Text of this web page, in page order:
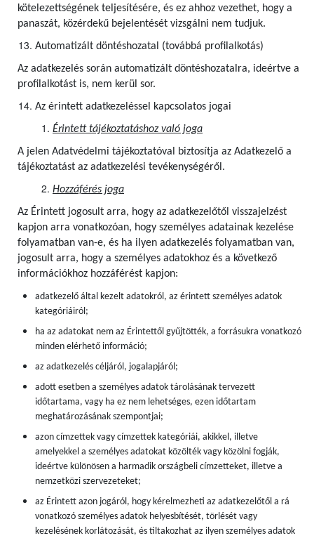
kötelezettségének teljesítésére, és ez ahhoz vezethet, hogy a
panaszát, közérdekű bejelentését vizsgálni nem tudjuk.
Automatizált döntéshozatal (továbbá profilalkotás)
Az adatkezelés során automatizált döntéshozatalra, ideértve a
profilalkotást is, nem kerül sor.
Az érintett adatkezeléssel kapcsolatos jogai
Érintett tájékoztatáshoz való joga
A jelen Adatvédelmi tájékoztatóval biztosítja az Adatkezelő a
tájékoztatást az adatkezelési tevékenységéről.
Hozzáférés joga
Az Érintett jogosult arra, hogy az adatkezelőtől visszajelzést
kapjon arra vonatkozóan, hogy személyes adatainak kezelése
folyamatban van-e, és ha ilyen adatkezelés folyamatban van,
jogosult arra, hogy a személyes adatokhoz és a következő
információkhoz hozzáférést kapjon:
adatkezelő által kezelt adatokról, az érintett személyes adatok
kategóriáiról;
ha az adatokat nem az Érintettől gyűjtötték, a forrásukra vonatkozó
minden elérhető információ;
az adatkezelés céljáról, jogalapjáról;
adott esetben a személyes adatok tárolásának tervezett
időtartama, vagy ha ez nem lehetséges, ezen időtartam
meghatározásának szempontjai;
azon címzettek vagy címzettek kategóriái, akikkel, illetve
amelyekkel a személyes adatokat közölték vagy közölni fogják,
ideértve különösen a harmadik országbeli címzetteket, illetve a
nemzetközi szervezeteket;
az Érintett azon jogáról, hogy kérelmezheti az adatkezelőtől a rá
vonatkozó személyes adatok helyesbítését, törlését vagy
kezelésének korlátozását, és tiltakozhat az ilyen személyes adatok